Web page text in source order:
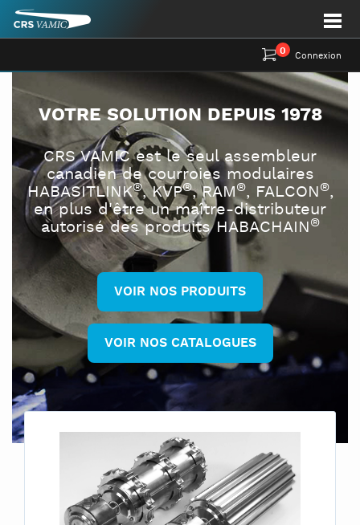
Connexion
0
VOTRE SOLUTION DEPUIS 1978
CRS VAMIC est le seul assembleur
canadien de courroies modulaires
HABASITLINK®, KVP®, RAM®, FALCON®,
en plus d'être un maître-distributeur
autorisé des produits HABACHAIN®
VOIR NOS PRODUITS
VOIR NOS CATALOGUES